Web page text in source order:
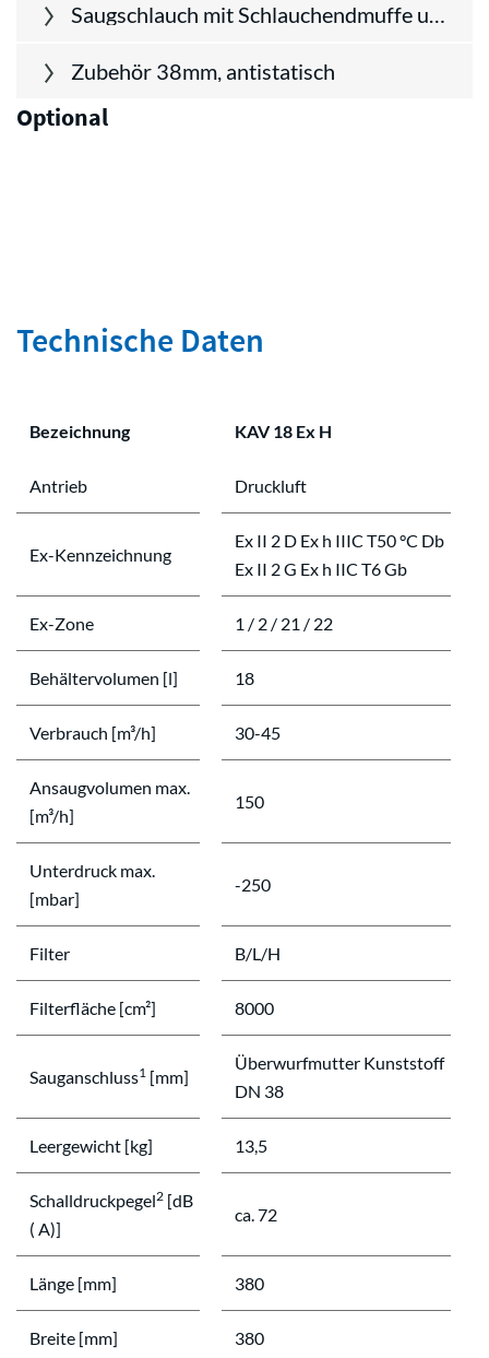
Saugschlauch mit Schlauchendmuffe und Überwurfmutter, 3m
Zubehör 38mm, antistatisch
Optional
Technische Daten
Bezeichnung KAV 18 Ex H
Antrieb Druckluft
Ex-Kennzeichnung
Ex II 2 D Ex h IIIC T50 °C Db
Ex II 2 G Ex h IIC T6 Gb
Ex-Zone 1 / 2 / 21 / 22
Behältervolumen [l] 18
Verbrauch [m³/h] 30-45
Ansaugvolumen max.
[m³/h]
150
Unterdruck max.
[mbar]
-250
Filter B/L/H
Filterfläche [cm²] 8000
Sauganschluss1 [mm]
Überwurfmutter Kunststoff
DN 38
Leergewicht [kg] 13,5
Schalldruckpegel2 [dB
( A)]
ca. 72
Länge [mm] 380
Breite [mm] 380